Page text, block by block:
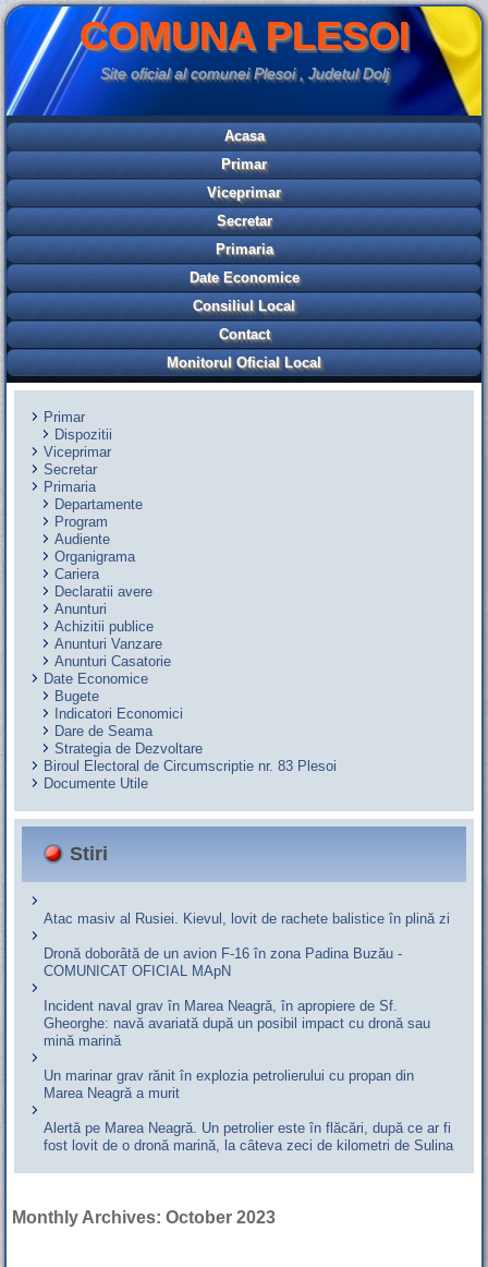
COMUNA PLESOI
Site oficial al comunei Plesoi , Judetul Dolj
Acasa
Primar
Viceprimar
Secretar
Primaria
Date Economice
Consiliul Local
Contact
Monitorul Oficial Local
Primar
Dispozitii
Viceprimar
Secretar
Primaria
Departamente
Program
Audiente
Organigrama
Cariera
Declaratii avere
Anunturi
Achizitii publice
Anunturi Vanzare
Anunturi Casatorie
Date Economice
Bugete
Indicatori Economici
Dare de Seama
Strategia de Dezvoltare
Biroul Electoral de Circumscriptie nr. 83 Plesoi
Documente Utile
Stiri
Atac masiv al Rusiei. Kievul, lovit de rachete balistice în plină zi
Dronă doborâtă de un avion F‑16 în zona Padina Buzău -
COMUNICAT OFICIAL MApN
Incident naval grav în Marea Neagră, în apropiere de Sf.
Gheorghe: navă avariată după un posibil impact cu dronă sau
mină marină
Un marinar grav rănit în explozia petrolierului cu propan din
Marea Neagră a murit
Alertă pe Marea Neagră. Un petrolier este în flăcări, după ce ar fi
fost lovit de o dronă marină, la câteva zeci de kilometri de Sulina
Monthly Archives:October 2023